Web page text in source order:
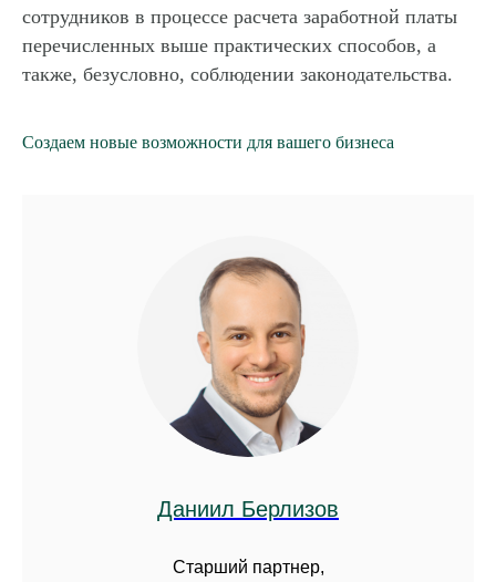
сотрудников в процессе расчета заработной платы
перечисленных выше практических способов, а
также, безусловно, соблюдении законодательства.
Создаем новые возможности для вашего бизнеса
Даниил Берлизов
Старший партнер,